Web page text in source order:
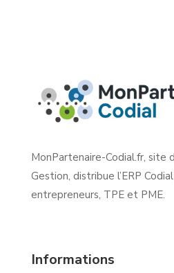
MonPartenaire-Codial.fr, site
Gestion, distribue l’ERP
entrepreneurs, TPE et PME.
Informations